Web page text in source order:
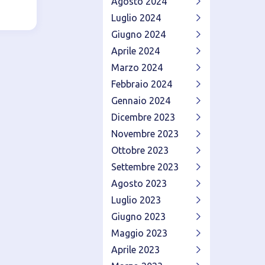
Luglio 2024
Giugno 2024
Aprile 2024
Marzo 2024
Febbraio 2024
Gennaio 2024
Dicembre 2023
Novembre 2023
Ottobre 2023
Settembre 2023
Agosto 2023
Luglio 2023
Giugno 2023
Maggio 2023
Aprile 2023